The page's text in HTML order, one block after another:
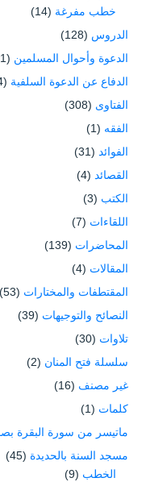
خطب مفرغة (14)
الدروس (128)
الدعوة وأحوال المسلمين (1)
الدفاع عن الدعوة السلفية (4)
الفتاوى (308)
الفقه (1)
الفوائد (31)
القصائد (4)
الكتب (3)
اللقاءات (7)
المحاضرات (139)
المقالات (4)
المقتطفات والمختارات (53)
النصائح والتوجيهات (39)
تلاوات (30)
سلسلة فتح المنان (2)
غير مصنف (16)
كلمات (1)
ماتيسر من سورة البقرة
مسجد السنة بالحديدة (45)
الخطب (9)